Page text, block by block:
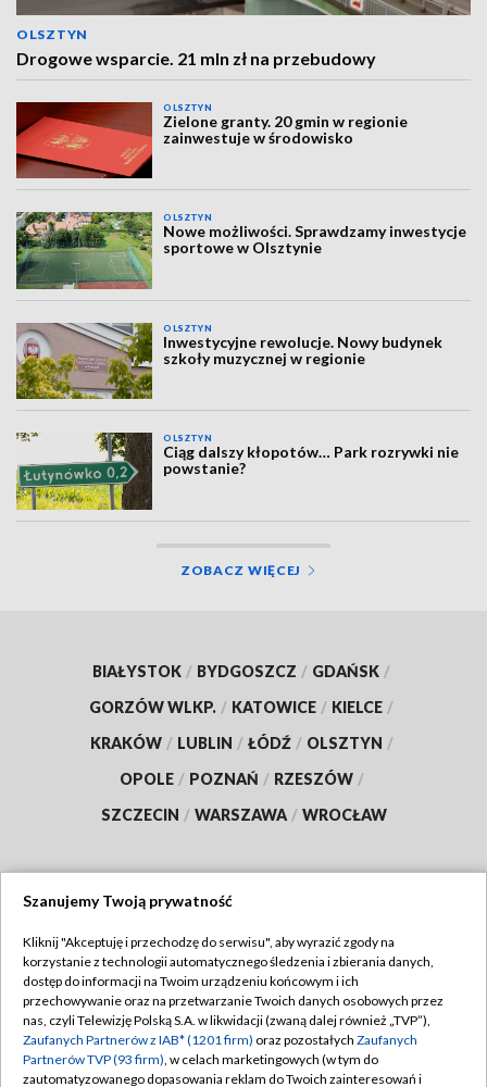
OLSZTYN
Drogowe wsparcie. 21 mln zł na przebudowy
OLSZTYN
Zielone granty. 20 gmin w regionie
zainwestuje w środowisko
OLSZTYN
Nowe możliwości. Sprawdzamy inwestycje
sportowe w Olsztynie
OLSZTYN
Inwestycyjne rewolucje. Nowy budynek
szkoły muzycznej w regionie
OLSZTYN
Ciąg dalszy kłopotów… Park rozrywki nie
powstanie?
ZOBACZ WIĘCEJ
BIAŁYSTOK / BYDGOSZCZ / GDAŃSK /
GORZÓW WLKP. / KATOWICE / KIELCE /
KRAKÓW / LUBLIN / ŁÓDŹ / OLSZTYN /
OPOLE / POZNAŃ / RZESZÓW /
SZCZECIN / WARSZAWA / WROCŁAW
TVP
Abonament TVP
Emisja w TVP
Centrum informacji TVP
Regulamin TVP
Polityka prywatności
Moje zgody
Szanujemy Twoją prywatność
Kliknij "Akceptuję i przechodzę do serwisu", aby wyrazić zgody na
korzystanie z technologii automatycznego śledzenia i zbierania danych,
dostęp do informacji na Twoim urządzeniu końcowym i ich
przechowywanie oraz na przetwarzanie Twoich danych osobowych przez
nas, czyli Telewizję Polską S.A. w likwidacji (zwaną dalej również „TVP”),
Zaufanych Partnerów z IAB* (1201 firm) oraz pozostałych Zaufanych
Partnerów TVP (93 firm), w celach marketingowych (w tym do
zautomatyzowanego dopasowania reklam do Twoich zainteresowań i